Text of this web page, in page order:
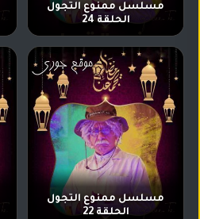
مسلسل ممنوع التجول
الحلقة 24
مسلسل ممنوع التجول
الحلقة 22